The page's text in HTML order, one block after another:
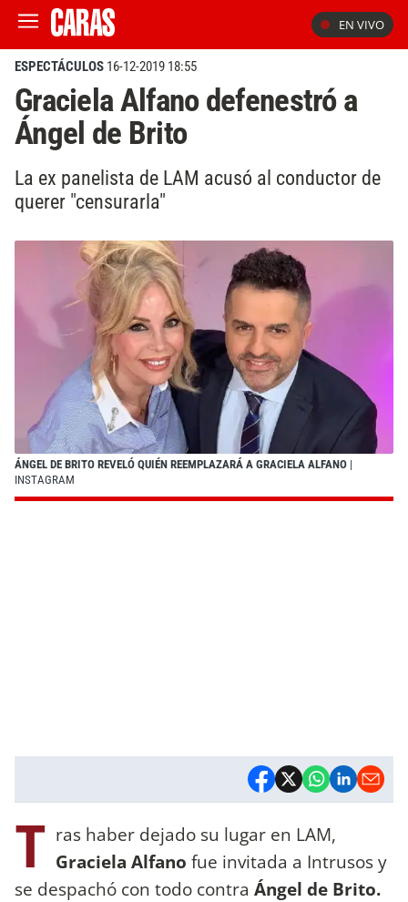
EN VIVO
ESPECTÁCULOS 16-12-2019 18:55
Graciela Alfano defenestró a
Ángel de Brito
La ex panelista de LAM acusó al conductor de
querer "censurarla"
ÁNGEL DE BRITO REVELÓ QUIÉN REEMPLAZARÁ A GRACIELA ALFANO |
INSTAGRAM
T ras haber dejado su lugar en LAM,
Graciela Alfano fue invitada a Intrusos y
se despachó con todo contra Ángel de Brito.